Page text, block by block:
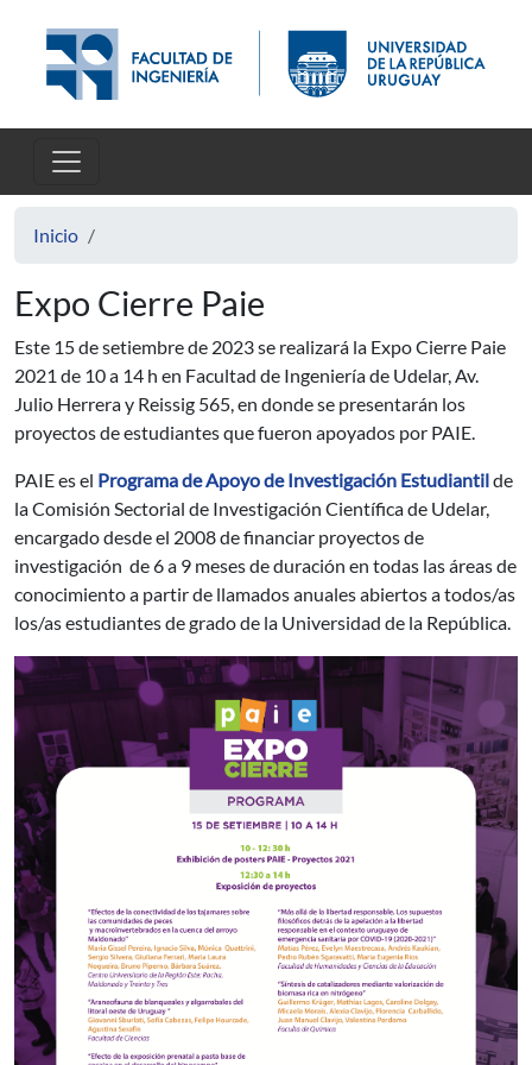
Inicio
Expo Cierre Paie
Este 15 de setiembre de 2023 se realizará la Expo Cierre Paie
2021 de 10 a 14 h en Facultad de Ingeniería de Udelar, Av.
Julio Herrera y Reissig 565, en donde se presentarán los
proyectos de estudiantes que fueron apoyados por PAIE.
PAIE es el Programa de Apoyo de Investigación Estudiantilde
la Comisión Sectorial de Investigación Científica de Udelar,
encargado desde el 2008 de financiar proyectos de
investigación de 6 a 9 meses de duración en todas las áreas de
conocimiento a partir de llamados anuales abiertos a todos/as
los/as estudiantes de grado de la Universidad de la República.